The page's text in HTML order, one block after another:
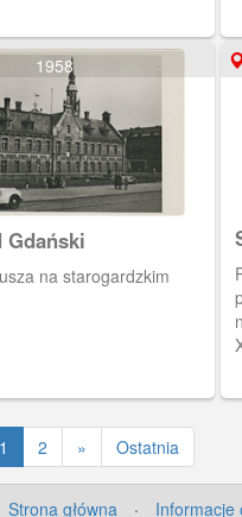
1958
Gdański
na starogardzkim
1 2 » Ostatnia
Strona główna · Informacje